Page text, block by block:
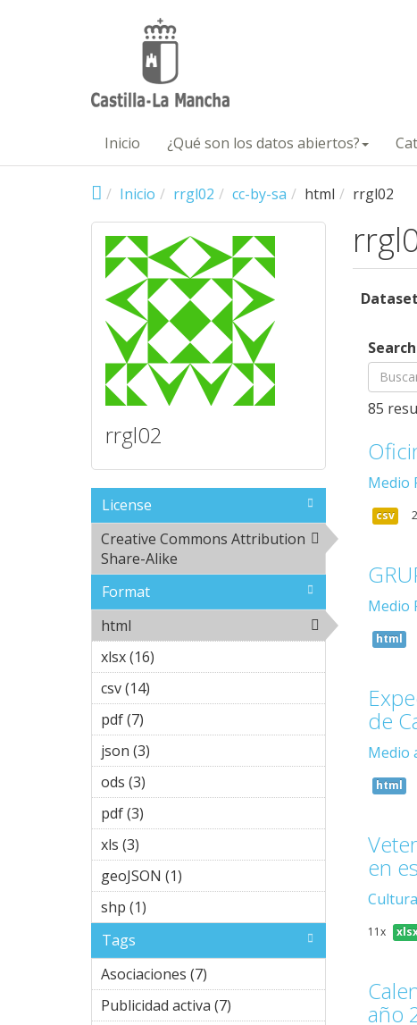
Inicio ¿Qué son los datos abiertos?
Inicio rrgl02 cc-by-sa html rrgl02
rrgl02
License
Creative Commons Attribution
Share-Alike
Commons Attribution
Format
html
xlsx (16)
csv (14)
pdf (7)
json (3)
ods (3)
pdf (3)
xls (3)
geoJSON (1)
shp (1)
Tags
Asociaciones (7)
Asociaciones
filter
Publicidad activa (7)
Search
85
Medio
csv
Medio
html
de
Medio
html
en
11x
Calendario de fiestas de
año 2022, de los